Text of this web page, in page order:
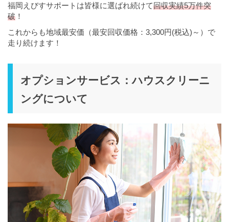
福岡えびすサポートは皆様に選ばれ続けて回収実績5万件突
破 ！
これからも地域最安価（最安回収価格：3,300円(税込)～）で
走り続けます！
オプションサービス：ハウスクリーニ
ングについて